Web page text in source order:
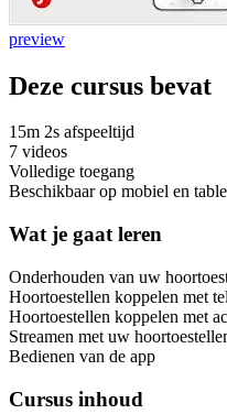
preview
Deze cursus bevat
15m 2s afspeeltijd
7 videos
Volledige toegang
Beschikbaar op mobiel en
Wat je gaat leren
Onderhouden van uw
Hoortoestellen koppelen met
Hoortoestellen koppelen met
Streamen met uw
Bedienen van de app
Cursus inhoud